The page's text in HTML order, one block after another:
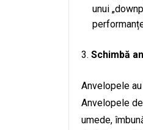
unui
Schimbă
Anvelopele
Anvelopele
umede,